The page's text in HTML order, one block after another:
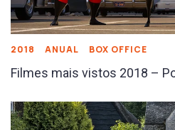
2018 ANUAL BOX OFFICE
Filmes mais vistos 2018 –